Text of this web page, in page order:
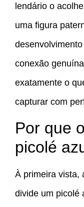
lendário o
uma figura
conexão
exatamente o
capturar com
Por que
picolé
À primeira vista,
divide um picolé